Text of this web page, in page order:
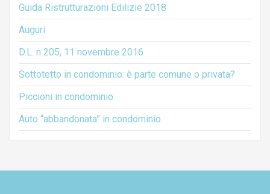
Guida Ristrutturazioni Edilizie 2018
Auguri
D.L. n 205, 11 novembre 2016
Sottotetto in condominio: è parte comune o privata?
Piccioni in condominio
Auto “abbandonata” in condominio